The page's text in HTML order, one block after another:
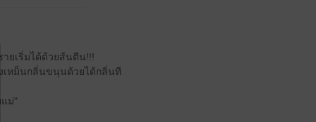
ยเริ่มได้ด้วยส้นตีน!!!
เหม็นกลิ่นขนุนด้วยได้กลิ่นที
ม่"